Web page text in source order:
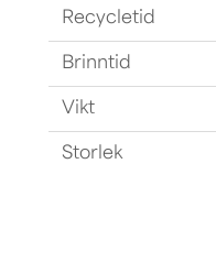
Recycletid
Brinntid
Vikt
Storlek